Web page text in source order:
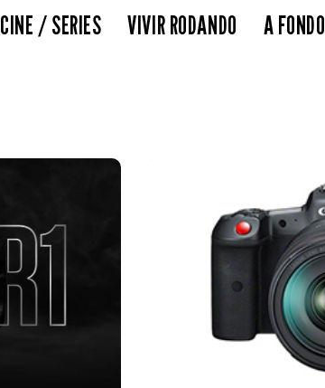
CINE / SERIES VIVIR RODANDO A FONDO